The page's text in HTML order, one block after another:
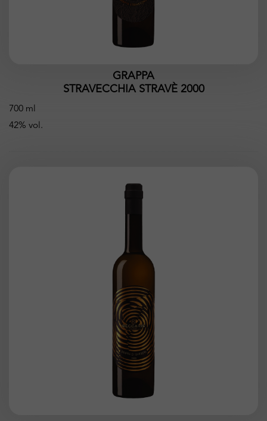
GRAPPA
STRAVECCHIA STRAVÈ 2000
700 ml
42% vol.